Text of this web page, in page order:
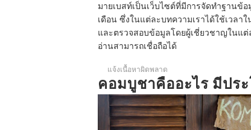
5 เลือกรูปแบบคอมบูชาตามความสะดว
10 คอมบูชา ยี่ห้อไหนดี ชาหมัก ปรับสมดุลลำไ
คอมบูชา กินทุกวันได้ไหม
คอมบูชา เก็บได้กี่วัน
บทความที่เกี่ยวข้องกับคอมบูชา
มายเบสท์เป็นเว็บไซต์ที่มีการจัดทำฐานข้
เดือน ซึ่งในแต่ละบทความเราได้ใช้เวล
และตรวจสอบข้อมูลโดยผู้เชี่ยวชาญในแ
อ่านสามารถเชื่อถือได้
แจ้งเนื้อหาผิดพลาด
คอมบูชาคืออะไร มีปร